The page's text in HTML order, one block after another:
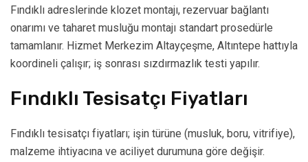
Fındıklı adreslerinde klozet montajı, rezervuar bağlantı
onarımı ve taharet musluğu montajı standart prosedürle
tamamlanır. Hizmet Merkezim Altayçeşme, Altıntepe hattıyla
koordineli çalışır; iş sonrası sızdırmazlık testi yapılır.
Fındıklı Tesisatçı Fiyatları
Fındıklı tesisatçı fiyatları; işin türüne (musluk, boru, vitrifiye),
malzeme ihtiyacına ve aciliyet durumuna göre değişir.